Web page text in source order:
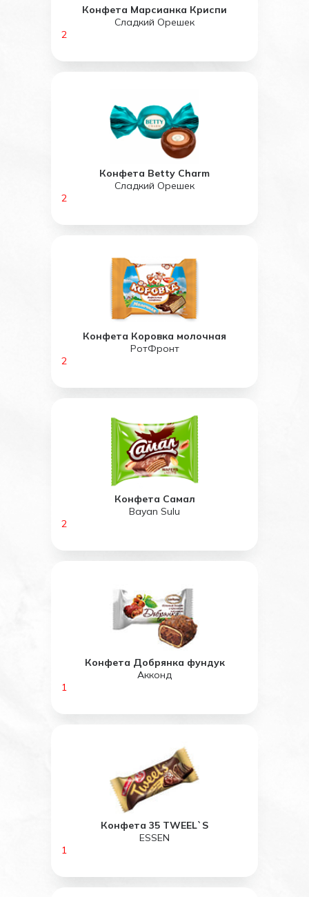
Конфета Марсианка Криспи
Сладкий Орешек
2
Конфета Betty Charm
Сладкий Орешек
2
Конфета Коровка молочная
РотФронт
2
Конфета Самал
Bayan Sulu
2
Конфета Добрянка фундук
Акконд
1
Конфета 35 TWEEL`S
ESSEN
1